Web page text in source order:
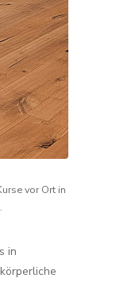
vor Ort in
in